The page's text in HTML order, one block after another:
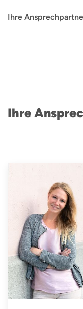
Ihre
Ihre